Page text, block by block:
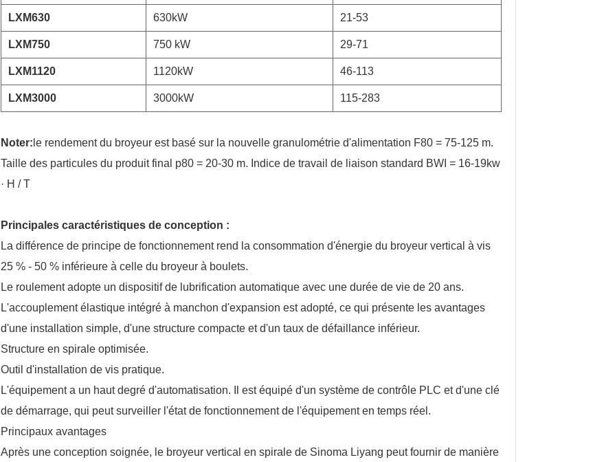
LXM630 630kW 21-53
LXM750 750 kW 29-71
LXM1120 1120kW 46-113
LXM3000 3000kW 115-283
Noter: le rendement du broyeur est basé sur la nouvelle granulométrie d'alimentation F80 = 75-125 m.
Taille des particules du produit final p80 = 20-30 m. Indice de travail de liaison standard BWI = 16-19kw
· H / T
Principales caractéristiques de conception :
La différence de principe de fonctionnement rend la consommation d'énergie du broyeur vertical à vis
25 % - 50 % inférieure à celle du broyeur à boulets.
Le roulement adopte un dispositif de lubrification automatique avec une durée de vie de 20 ans.
L'accouplement élastique intégré à manchon d'expansion est adopté, ce qui présente les avantages
d'une installation simple, d'une structure compacte et d'un taux de défaillance inférieur.
Structure en spirale optimisée.
Outil d'installation de vis pratique.
L'équipement a un haut degré d'automatisation. Il est équipé d'un système de contrôle PLC et d'une clé
de démarrage, qui peut surveiller l'état de fonctionnement de l'équipement en temps réel.
Principaux avantages
Après une conception soignée, le broyeur vertical en spirale de Sinoma Liyang peut fournir de manière